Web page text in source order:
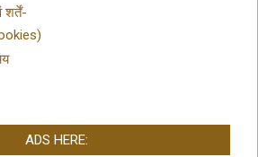
शर्तें-
ADS HERE: